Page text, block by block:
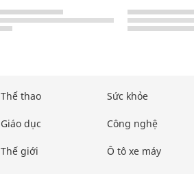
Thể thao
Giáo dục
Thế giới
Sức khỏe
Công nghệ
Ô tô xe máy